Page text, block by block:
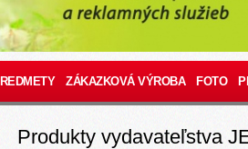
ZÁKAZKOVÁ VÝROBA FOTO
Produkty vydavateľstva